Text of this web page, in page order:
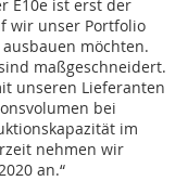
E10e ist erst der
wir unser Portfolio
möchten.
maßgeschneidert.
unseren Lieferanten
bei
im
nehmen wir
an.“